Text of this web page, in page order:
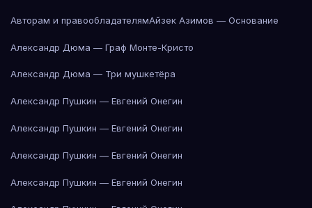
Авторам и правообладателямАйзек Азимов — Основание
Александр Дюма — Граф Монте-Кристо
Александр Дюма — Три мушкетёра
Александр Пушкин — Евгений Онегин
Александр Пушкин — Евгений Онегин
Александр Пушкин — Евгений Онегин
Александр Пушкин — Евгений Онегин